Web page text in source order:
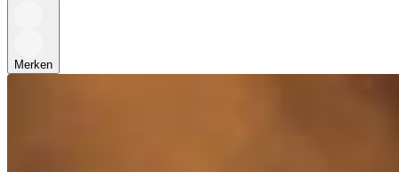
Merken